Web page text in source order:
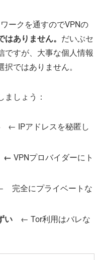
ークを通すのでVPNの
ありません。 だいぶセ
ですが、大事な個人情報
ではありません。
ましょう：
← IPアドレスを秘匿し
← VPNプロバイダーにト
全にプライベートな
い ← Tor利用はバレな